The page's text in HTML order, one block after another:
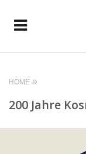
HOME
200 Jahre